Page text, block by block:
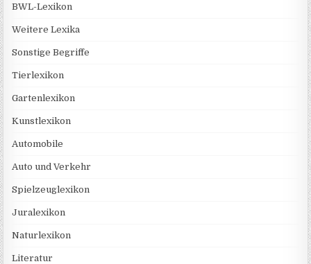
BWL-Lexikon
Weitere Lexika
Sonstige Begriffe
Tierlexikon
Gartenlexikon
Kunstlexikon
Automobile
Auto und Verkehr
Spielzeuglexikon
Juralexikon
Naturlexikon
Literatur